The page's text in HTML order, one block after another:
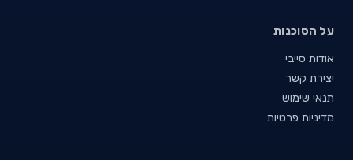
על הסוכנות
אודות סייבי
יצירת קשר
תנאי שימוש
מדיניות פרטיות